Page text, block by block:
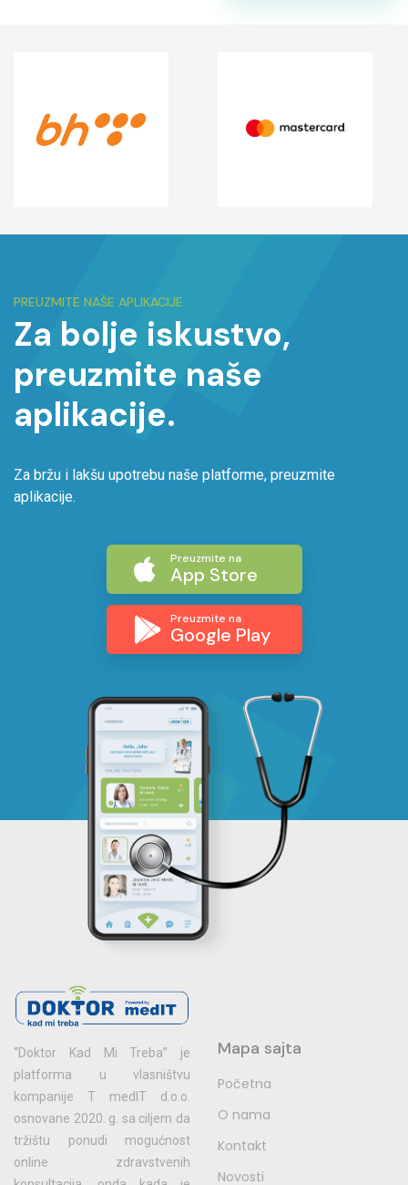
PREUZMITE NAŠE APLIKACIJE
Za bolje iskustvo,
preuzmite naše
aplikacije.
Za bržu i lakšu upotrebu naše platforme, preuzmite
aplikacije.
Preuzmite na
App Store
Preuzmite na
Google Play
“Doktor Kad Mi Treba” je
platforma u vlasništvu
kompanije T medIT d.o.o.
osnovane 2020. g. sa ciljem da
tržištu ponudi mogućnost
online zdravstvenih
Mapa sajta
Početna
O nama
Kontakt
Novosti